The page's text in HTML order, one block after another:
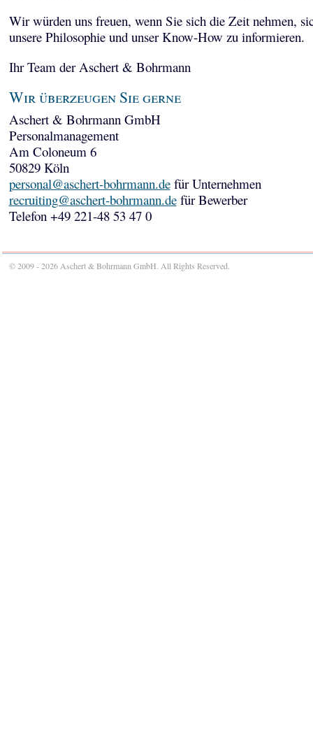
Wir würden uns freuen, wenn Sie sich die Zeit nehmen,
unsere Philosophie und unser Know-How zu informieren.
Ihr Team der Aschert & Bohrmann
Wir überzeugen Sie gerne
Aschert & Bohrmann GmbH
Personalmanagement
Am Coloneum 6
50829 Köln
personal@aschert-bohrmann.defür Unternehmen
recruiting@aschert-bohrmann.defür Bewerber
Telefon +49 221-48 53 47 0
© 2009 - 2026 Aschert & Bohrmann GmbH. All Rights Reserved.